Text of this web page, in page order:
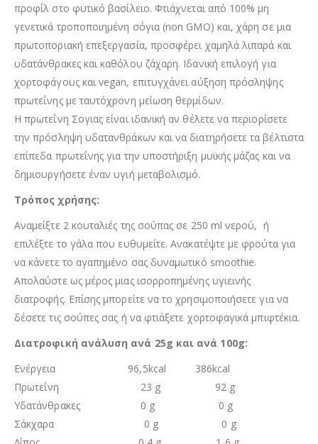
προφίλ στο φυτικό βασίλειο. Φτιάχνεται από 100% μη
γενετικά τροποποιημένη σόγια (non GMO) και, χάρη σε μια
πρωτοποριακή επεξεργασία, προσφέρει χαμηλά λιπαρά και
υδατάνθρακες και καθόλου ζάχαρη. Ιδανική επιλογή για
χορτοφάγους και vegan, επιτυγχάνει αύξηση πρόσληψης
πρωτεΐνης με ταυτόχρονη μείωση θερμίδων.
Η πρωτεΐνη Σογιας είναι ιδανική αν θέλετε να περιορίσετε
την πρόσληψη υδατανθράκων και να διατηρήσετε τα βέλτιστα
επίπεδα πρωτεΐνης για την υποστήριξη μυϊκής μάζας και να
δημιουργήσετε έναν υγιή μεταβολισμό.
Τρόπος χρήσης:
Αναμείξτε 2 κουταλιές της σούπας σε 250 ml νερού, ή
επιλέξτε το γάλα που ευθυμείτε. Ανακατέψτε με φρούτα για
να κάνετε το αγαπημένο σας δυναμωτικό smoothie.
Απολαύστε ως μέρος μιας ισορροπημένης υγιεινής
διατροφής. Επίσης μπορείτε να το χρησιμοποιήσετε για να
δέσετε τις σούπες σας ή να φτιάξετε χορτοφαγικά μπιφτέκια.
Διατροφική ανάλυση ανά 25g και ανά 100g:
Ενέργεια 96,5kcal 386kcal
Πρωτεΐνη 23 g 92 g
Υδατάνθρακες 0 g 0 g
Σάκχαρα 0 g 0 g